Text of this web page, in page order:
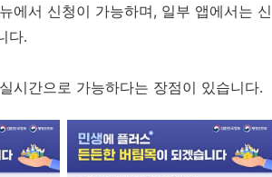
에서 신청이 가능하며, 일부 앱에서는 신
다.
시간으로 가능하다는 장점이 있습니다.